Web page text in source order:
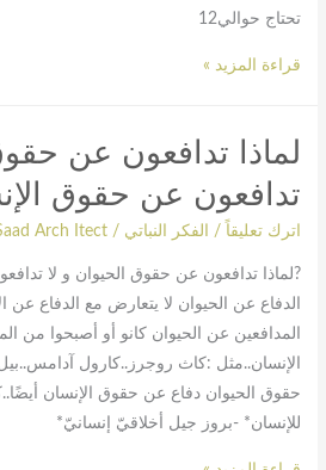
تحتاج حوالي12
قراءة المزيد »
لماذا تدافعون عن
تدافعون عن حقوق
اترك تعليقاً / الفكر النباتي /
Arch Itect
?لماذا تدافعون عن حقوق الحيوان و لا
الدفاع عن الحيوان لا يتعارض مع الدفاع عن
المدافعين عن الحيوان كانو أو أصبحوا من
الإنسان..مثل :كاث روجرز..كارول
حقوق الحيوان دفاع عن حقوق الإنسان
للإنسان* -بروز جيل أخلاقيّ إنسانيّ*
لماذا
عن
حقوق
الحيوان
و
لا
تدافعون
حقوق